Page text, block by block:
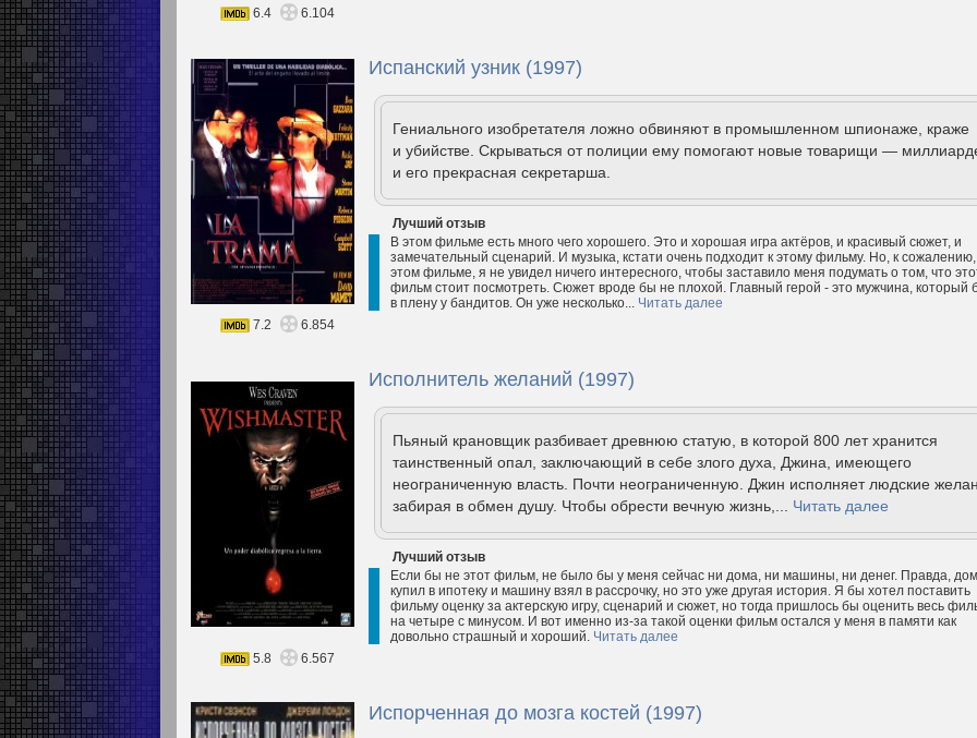
6.4
6.104
Испанский узник (1997)
Гениального изобретателя ложно обвиняют в промышленном шпионаже, краже
и убийстве. Скрываться от полиции ему помогают новые товарищи —
и его прекрасная секретарша.
Лучший отзыв
В этом фильме есть много чего хорошего. Это и хорошая игра актёров, и красивый сюжет, и
замечательный сценарий. И музыка, кстати очень подходит к этому фильму. Но, к сожалению,
этом фильме, я не увидел ничего интересного, чтобы заставило меня подумать о том, что
фильм стоит посмотреть. Сюжет вроде бы не плохой. Главный герой - это мужчина, который
в плену у бандитов. Он уже несколько... Читать далее
7.2
6.854
Исполнитель желаний (1997)
Пьяный крановщик разбивает древнюю статую, в которой 800 лет хранится
таинственный опал, заключающий в себе злого духа, Джина, имеющего
неограниченную власть. Почти неограниченную. Джин исполняет людские
забирая в обмен душу. Чтобы обрести вечную жизнь,... Читать далее
Лучший отзыв
Если бы не этот фильм, не было бы у меня сейчас ни дома, ни машины, ни денег. Правда,
купил в ипотеку и машину взял в рассрочку, но это уже другая история. Я бы хотел поставить
фильму оценку за актерскую игру, сценарий и сюжет, но тогда пришлось бы оценить весь
на четыре с минусом. И вот именно из-за такой оценки фильм остался у меня в памяти как
довольно страшный и хороший. Читать далее
5.8
6.567
Испорченная до мозга костей (1997)